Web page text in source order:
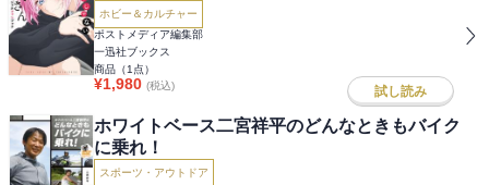
ホビー＆カルチャー
ポストメディア編集部
一迅社ブックス
商品（1 点）
¥1,980 (税込) 試し読み
ホワイトベース二宮祥平のどんなときもバイク
に乗れ！
スポーツ・アウトドア